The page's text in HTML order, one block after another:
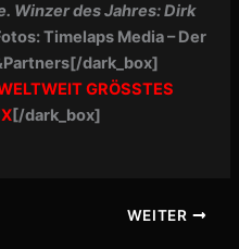
Winzer des Jahres: Dirk
Timelaps Media – Der
dark_box]
GRÖSSTES
[/dark_box]
WEITER